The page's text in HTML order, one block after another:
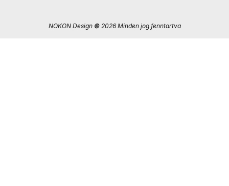
NOKON Design ©2026 Minden jog fenntartva